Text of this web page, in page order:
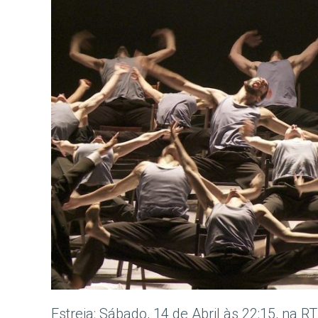
Estreia: Sábado, 14 de Abril às 22:15, na